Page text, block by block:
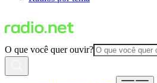
O que você quer ouvir?